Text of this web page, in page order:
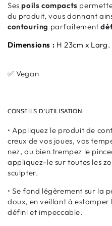
Ses poils compacts
du produit, vous donnant
contouring parfaitement
Dimensions : H 23cm x
✅ Vegan
CONSEILS D'UTILISATION
• Appliquez le produit de
creux de vos joues, vos
nez, ou bien trempez le
appliquez-le sur toutes les
sculpter.
• Se fond légèrement sur la
doux, en veillant à estomper
défini et impeccable.